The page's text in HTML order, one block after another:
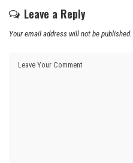
Leave a Reply
Your email address will not be published.